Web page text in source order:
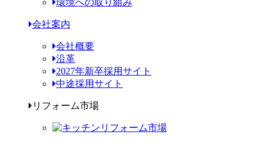
環境への取り組み
会社案内
会社概要
沿革
2027年新卒採用サイト
中途採用サイト
リフォーム市場